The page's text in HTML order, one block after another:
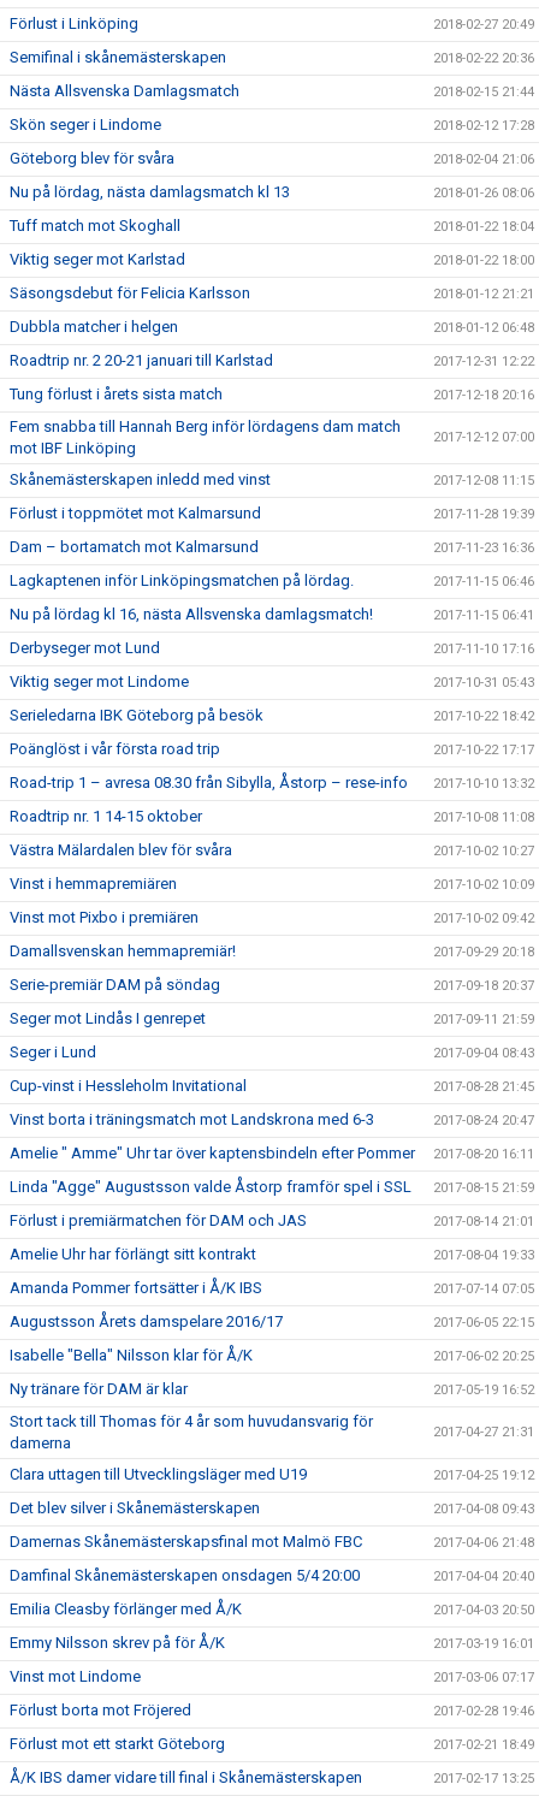
Förlust i Linköping 2018-02-27 20:49
Semifinal i skånemästerskapen 2018-02-22 20:36
Nästa Allsvenska Damlagsmatch 2018-02-15 21:44
Skön seger i Lindome 2018-02-12 17:28
Göteborg blev för svåra 2018-02-04 21:06
Nu på lördag, nästa damlagsmatch kl 13 2018-01-26 08:06
Tuff match mot Skoghall 2018-01-22 18:04
Viktig seger mot Karlstad 2018-01-22 18:00
Säsongsdebut för Felicia Karlsson 2018-01-12 21:21
Dubbla matcher i helgen 2018-01-12 06:48
Roadtrip nr. 2 20-21 januari till Karlstad 2017-12-31 12:22
Tung förlust i årets sista match 2017-12-18 20:16
Fem snabba till Hannah Berg inför lördagens dam match
mot IBF Linköping
2017-12-12 07:00
Skånemästerskapen inledd med vinst 2017-12-08 11:15
Förlust i toppmötet mot Kalmarsund 2017-11-28 19:39
Dam – bortamatch mot Kalmarsund 2017-11-23 16:36
Lagkaptenen inför Linköpingsmatchen på lördag. 2017-11-15 06:46
Nu på lördag kl 16, nästa Allsvenska damlagsmatch! 2017-11-15 06:41
Derbyseger mot Lund 2017-11-10 17:16
Viktig seger mot Lindome 2017-10-31 05:43
Serieledarna IBK Göteborg på besök 2017-10-22 18:42
Poänglöst i vår första road trip 2017-10-22 17:17
Road-trip 1 – avresa 08.30 från Sibylla, Åstorp – rese-info 2017-10-10 13:32
Roadtrip nr. 1 14-15 oktober 2017-10-08 11:08
Västra Mälardalen blev för svåra 2017-10-02 10:27
Vinst i hemmapremiären 2017-10-02 10:09
Vinst mot Pixbo i premiären 2017-10-02 09:42
Damallsvenskan hemmapremiär! 2017-09-29 20:18
Serie-premiär DAM på söndag 2017-09-18 20:37
Seger mot Lindås I genrepet 2017-09-11 21:59
Seger i Lund 2017-09-04 08:43
Cup-vinst i Hessleholm Invitational 2017-08-28 21:45
Vinst borta i träningsmatch mot Landskrona med 6-3 2017-08-24 20:47
Amelie " Amme" Uhr tar över kaptensbindeln efter Pommer 2017-08-20 16:11
Linda "Agge" Augustsson valde Åstorp framför spel i SSL 2017-08-15 21:59
Förlust i premiärmatchen för DAM och JAS 2017-08-14 21:01
Amelie Uhr har förlängt sitt kontrakt 2017-08-04 19:33
Amanda Pommer fortsätter i Å/K IBS 2017-07-14 07:05
Augustsson Årets damspelare 2016/17 2017-06-05 22:15
Isabelle "Bella" Nilsson klar för Å/K 2017-06-02 20:25
Ny tränare för DAM är klar 2017-05-19 16:52
Stort tack till Thomas för 4 år som huvudansvarig för
damerna
2017-04-27 21:31
Clara uttagen till Utvecklingsläger med U19 2017-04-25 19:12
Det blev silver i Skånemästerskapen 2017-04-08 09:43
Damernas Skånemästerskapsfinal mot Malmö FBC 2017-04-06 21:48
Damfinal Skånemästerskapen onsdagen 5/4 20:00 2017-04-04 20:40
Emilia Cleasby förlänger med Å/K 2017-04-03 20:50
Emmy Nilsson skrev på för Å/K 2017-03-19 16:01
Vinst mot Lindome 2017-03-06 07:17
Förlust borta mot Fröjered 2017-02-28 19:46
Förlust mot ett starkt Göteborg 2017-02-21 18:49
Å/K IBS damer vidare till final i Skånemästerskapen 2017-02-17 13:25